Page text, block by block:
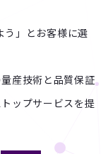
う」とお客様に選
産技術と品質保証
ップサービスを提